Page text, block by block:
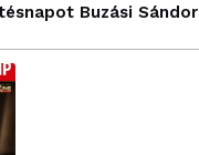
Buzási Sándor